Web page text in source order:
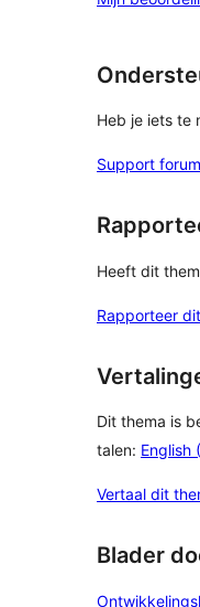
Heb je iets te
Support
Heeft dit
Rapporteer
Dit thema is
talen: English
Vertaal dit
Blader